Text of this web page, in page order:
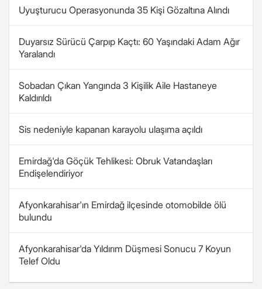
Uyuşturucu Operasyonunda 35 Kişi Gözaltına Alındı
Duyarsız Sürücü Çarpıp Kaçtı: 60 Yaşındaki Adam Ağır
Yaralandı
Sobadan Çıkan Yangında 3 Kişilik Aile Hastaneye
Kaldırıldı
Sis nedeniyle kapanan karayolu ulaşıma açıldı
Emirdağ'da Göçük Tehlikesi: Obruk Vatandaşları
Endişelendiriyor
Afyonkarahisar'ın Emirdağ ilçesinde otomobilde ölü
bulundu
Afyonkarahisar'da Yıldırım Düşmesi Sonucu 7 Koyun
Telef Oldu